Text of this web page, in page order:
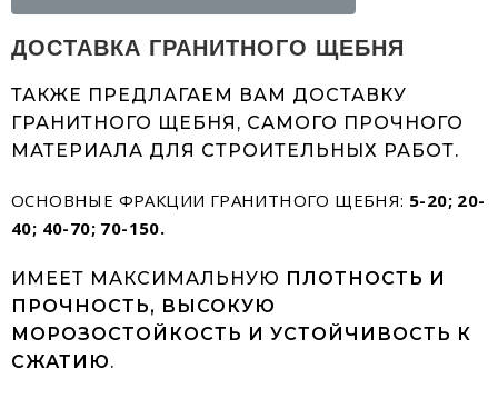
ДОСТАВКА ГРАНИТНОГО ЩЕБНЯ
ТАКЖЕ ПРЕДЛАГАЕМ ВАМ ДОСТАВКУ
ГРАНИТНОГО ЩЕБНЯ, САМОГО ПРОЧНОГО
МАТЕРИАЛА ДЛЯ СТРОИТЕЛЬНЫХ РАБОТ.
ОСНОВНЫЕ ФРАКЦИИ ГРАНИТНОГО ЩЕБНЯ: 5-20; 20-
40; 40-70; 70-150.
ИМЕЕТ МАКСИМАЛЬНУЮ ПЛОТНОСТЬ И
ПРОЧНОСТЬ, ВЫСОКУЮ
МОРОЗОСТОЙКОСТЬ И УСТОЙЧИВОСТЬ К
СЖАТИЮ.